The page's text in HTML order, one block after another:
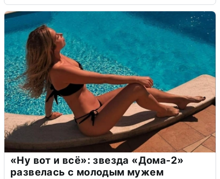
«Ну вот и всё»: звезда «Дома-2»
развелась с молодым мужем